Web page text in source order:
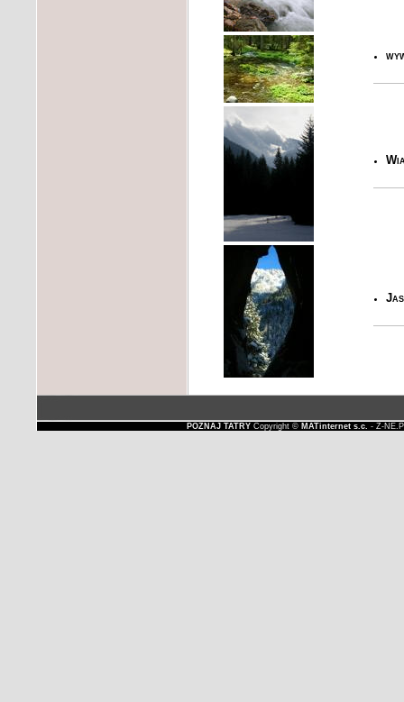
POZNAJ TATRYCopyright © MATinternet s.c. - Z-